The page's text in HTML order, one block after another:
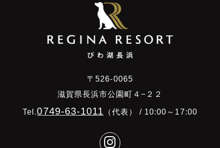
〒526-0065
滋賀県長浜市公園町４−２２
Tel.0749-63-1011 （代表） / 10:00～17:00